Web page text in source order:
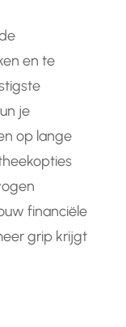
en te
je
op lange
financiële
grip krijgt